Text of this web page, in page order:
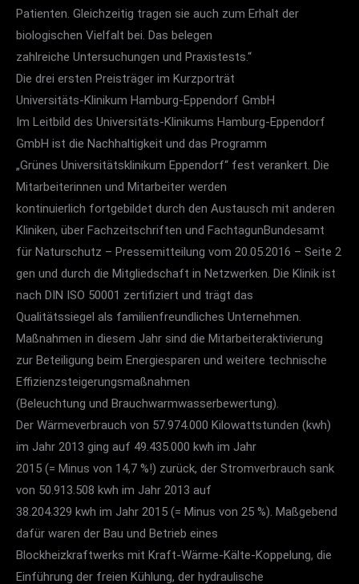
Patienten. Gleichzeitig tragen sie auch zum Erhalt der
biologischen Vielfalt bei. Das belegen
zahlreiche Untersuchungen und Praxistests.“
Die drei ersten Preisträger im Kurzporträt
Universitäts-Klinikum Hamburg-Eppendorf GmbH
Im Leitbild des Universitäts-Klinikums Hamburg-Eppendorf
GmbH ist die Nachhaltigkeit und das Programm
„Grünes Universitätsklinikum Eppendorf“ fest verankert. Die
Mitarbeiterinnen und Mitarbeiter werden
kontinuierlich fortgebildet durch den Austausch mit anderen
Kliniken, über Fachzeitschriften und FachtagunBundesamt
für Naturschutz – Pressemitteilung vom 20.05.2016 – Seite 2
gen und durch die Mitgliedschaft in Netzwerken. Die Klinik ist
nach DIN ISO 50001 zertifiziert und trägt das
Qualitätssiegel als familienfreundliches Unternehmen.
Maßnahmen in diesem Jahr sind die Mitarbeiteraktivierung
zur Beteiligung beim Energiesparen und weitere technische
Effizienzsteigerungsmaßnahmen
(Beleuchtung und Brauchwarmwasserbewertung).
Der Wärmeverbrauch von 57.974.000 Kilowattstunden (kwh)
im Jahr 2013 ging auf 49.435.000 kwh im Jahr
2015 (= Minus von 14,7 %!) zurück, der Stromverbrauch sank
von 50.913.508 kwh im Jahr 2013 auf
38.204.329 kwh im Jahr 2015 (= Minus von 25 %). Maßgebend
dafür waren der Bau und Betrieb eines
Blockheizkraftwerks mit Kraft-Wärme-Kälte-Koppelung, die
Einführung der freien Kühlung, der hydraulische